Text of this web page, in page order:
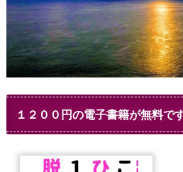
１２００円の電子書籍が無料です